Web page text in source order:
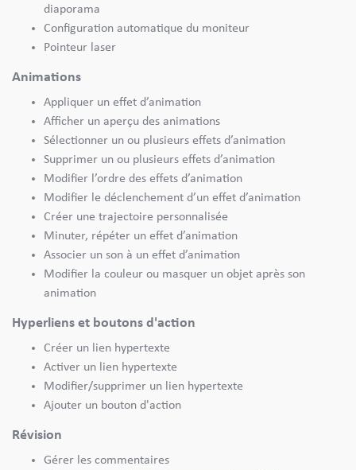
diaporama
Configuration automatique du moniteur
Pointeur laser
Animations
Appliquer un effet d’animation
Afficher un aperçu des animations
Sélectionner un ou plusieurs effets d’animation
Supprimer un ou plusieurs effets d’animation
Modifier l’ordre des effets d’animation
Modifier le déclenchement d’un effet d’animation
Créer une trajectoire personnalisée
Minuter, répéter un effet d’animation
Associer un son à un effet d’animation
Modifier la couleur ou masquer un objet après son
animation
Hyperliens et boutons d'action
Créer un lien hypertexte
Activer un lien hypertexte
Modifier/supprimer un lien hypertexte
Ajouter un bouton d'action
Révision
Gérer les commentaires